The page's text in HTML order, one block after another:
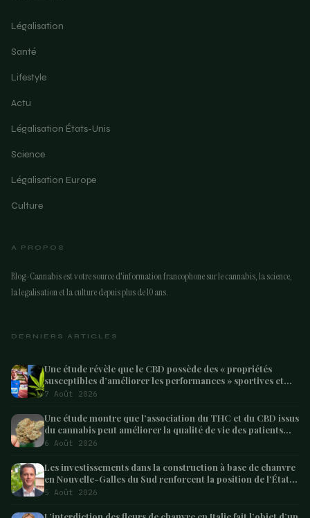
Légalisation
Santé
Lifestyle
Actu
Légalisation États-Unis
Science
Légalisation Europe
Culture
A PROPOS
Blog-Cannabis est votre source d'information francophone sur le cannabis, la science,
la legalisation et la culture depuis plus de 10 ans.
DERNIERS ARTICLES
Une étude révèle que le CBD possède des « propriétés
susceptibles d’améliorer les performances » sportives et
pourrait aider les athlètes à récupérer après l’effort
7 Août 2026
Une étude montre que l’association du THC et du CBD issus
du cannabis peut améliorer la qualité de vie des patients
atteints de démence – Marijuana Moment
6 Août 2026
Les investissements dans la construction à base de chanvre
en Nouvelle-Galles du Sud renforcent la position de l’État
en tant que leader australien
5 Août 2026